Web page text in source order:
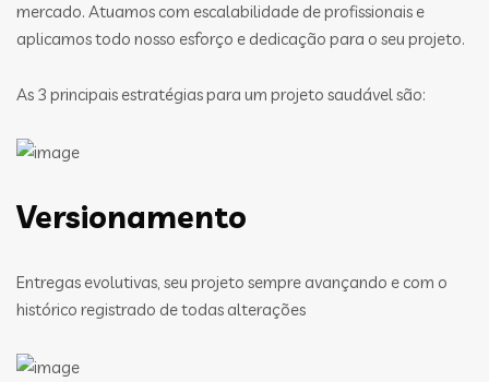
mercado. Atuamos com escalabilidade de profissionais e
aplicamos todo nosso esforço e dedicação para o seu projeto.
As 3 principais estratégias para um projeto saudável são:
Versionamento
Entregas evolutivas, seu projeto sempre avançando e com o
histórico registrado de todas alterações